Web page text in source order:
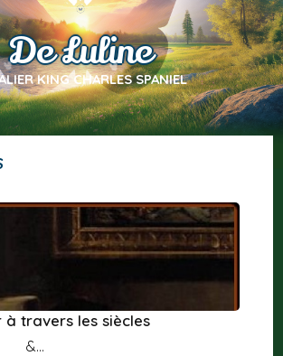
De Luline
KING CHARLES SPANIEL
à travers les siècles